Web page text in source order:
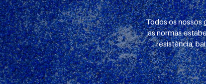
Todos os nossos
as normas
resistência,